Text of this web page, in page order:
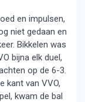
en impulsen,
niet gedaan en
Bikkelen was
bijna elk duel,
op de 6-3.
kant van VVO,
kwam de bal